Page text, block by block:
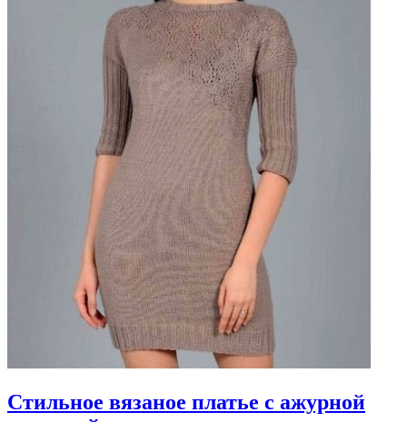
Стильное вязаное платье с ажурной